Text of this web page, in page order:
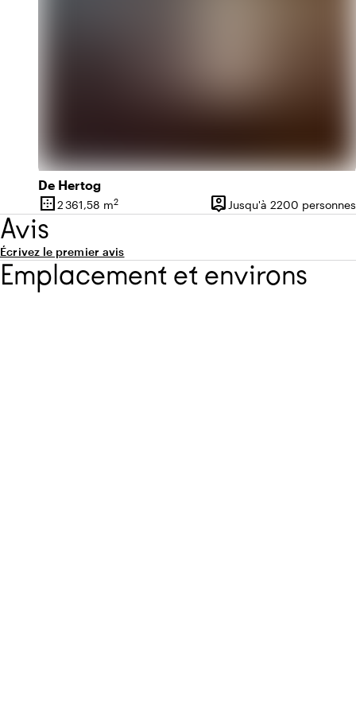
De Hertog
border_outer
Superficie
2 361,58 m2 person_pin
Capacité
Jusqu'à 2200 personnes
Avis
Écrivez le premier avis
Emplacement et environs